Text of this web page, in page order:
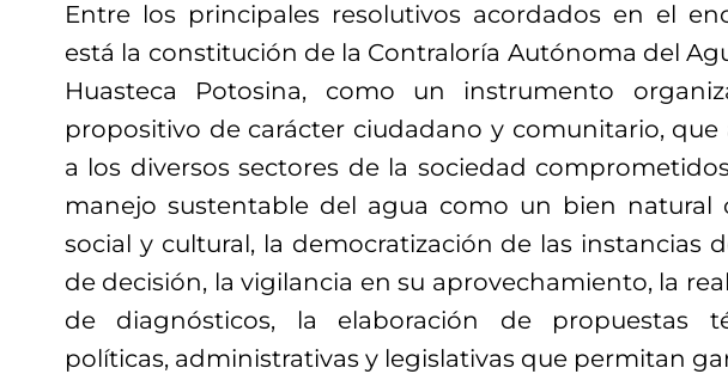
Entre los principales resolutivos acordados en el
está la constitución de la Contraloría Autónoma del
Huasteca Potosina, como un instrumento
propositivo de carácter ciudadano y comunitario, que
a los diversos sectores de la sociedad
manejo sustentable del agua como un bien natural
social y cultural, la democratización de las instancias
de decisión, la vigilancia en su aprovechamiento, la
de diagnósticos, la elaboración de propuestas
políticas, administrativas y legislativas que permitan